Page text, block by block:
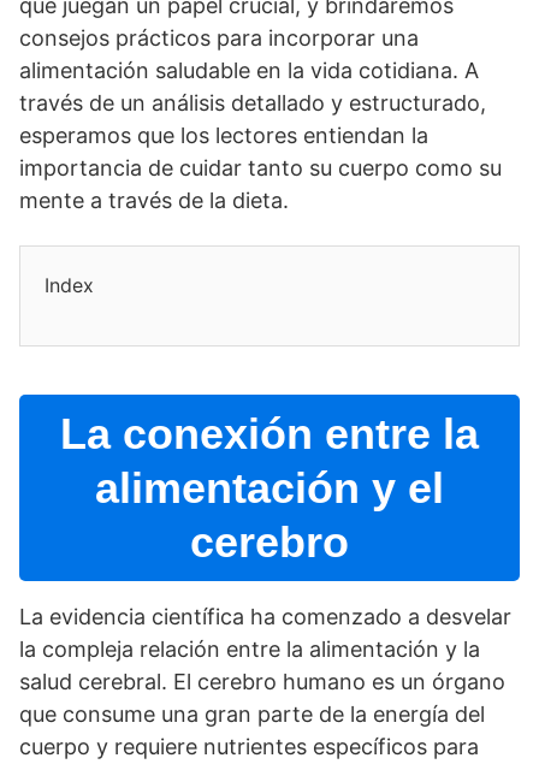
consejos prácticos para incorporar una
alimentación saludable en la vida cotidiana. A
través de un análisis detallado y estructurado,
esperamos que los lectores entiendan la
importancia de cuidar tanto su cuerpo como su
mente a través de la dieta.
Index
La conexión entre la
alimentación y el
cerebro
La evidencia cientí­fica ha comenzado a desvelar
la compleja relación entre la alimentación y la
salud cerebral. El cerebro humano es un órgano
que consume una gran parte de la energí­a del
cuerpo y requiere nutrientes especí­ficos para